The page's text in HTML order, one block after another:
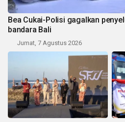
Bea Cukai-Polisi gagalkan
bandara Bali
Jumat, 7 Agustus 2026